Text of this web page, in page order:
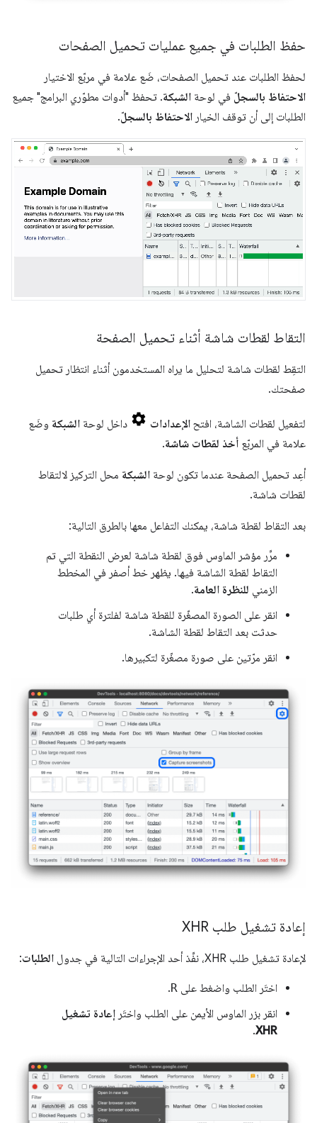
حفظ الطلبات في جميع عمليات تحميل الصفحات
لحفظ الطلبات عند تحميل الصفحات، ضَع علامة في مربّع الاختيار
الاحتفاظ بالسجلّ في لوحة الشبكة. تحفظ "أدوات مطوّري البرامج" جميع
الطلبات إلى أن توقف الخيار الاحتفاظ بالسجلّ.
التقاط لقطات شاشة أثناء تحميل الصفحة
التقِط لقطات شاشة لتحليل ما يراه المستخدمون أثناء انتظار تحميل
صفحتك.
لتفعيل لقطات الشاشة، افتح الإعدادات داخل لوحة الشبكة وضَع
علامة في المربّع أخذ لقطات شاشة.
أعِد تحميل الصفحة عندما تكون لوحة الشبكة محل التركيز لالتقاط
لقطات شاشة.
بعد التقاط لقطة شاشة، يمكنك التفاعل معها بالطرق التالية:
مرِّر مؤشر الماوس فوق لقطة شاشة لعرض النقطة التي تم
التقاط لقطة الشاشة فيها. يظهر خط أصفر في المخطط
الزمني للنظرة العامة.
انقر على الصورة المصغّرة للقطة شاشة لفلترة أي طلبات
حدثت بعد التقاط لقطة الشاشة.
انقر مرّتين على صورة مصغّرة لتكبيرها.
إعادة تشغيل طلب XHR
لإعادة تشغيل طلب XHR، نفِّذ أحد الإجراءات التالية في جدول الطلبات:
اختَر الطلب واضغط على R
.
انقر بزر الماوس الأيمن على الطلب واختَر إعادة تشغيل
XHR
.